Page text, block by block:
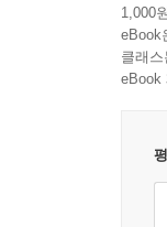
곰퍼
집중
다채
- 《
1,000
eBook
클래
eBook